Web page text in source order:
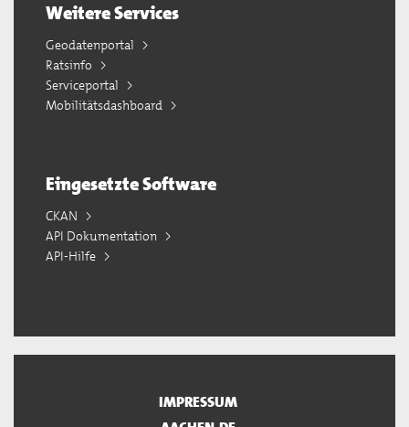
Weitere Services
Geodatenportal
Ratsinfo
Serviceportal
Mobilitätsdashboard
Eingesetzte Software
CKAN
API Dokumentation
API-Hilfe
IMPRESSUM